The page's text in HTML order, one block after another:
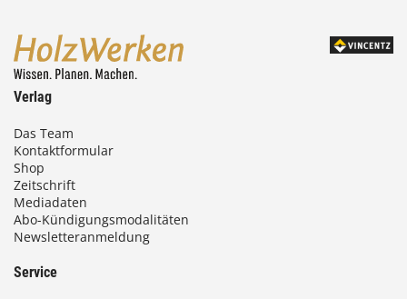
Verlag
Das Team
Kontaktformular
Shop
Zeitschrift
Mediadaten
Abo-Kündigungsmodalitäten
Newsletteranmeldung
Service